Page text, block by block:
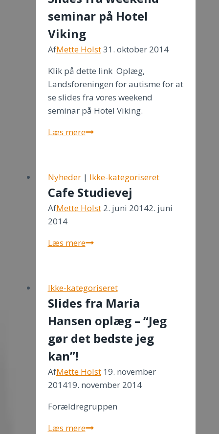
seminar på Hotel
Viking
AfMette Holst31. oktober 2014
Klik på dette link Oplæg,
Landsforeningen for autisme for at
se slides fra vores weekend
seminar på Hotel Viking.
Læs mereSlides
på
Hotel
Viking
Nyheder| Ikke-kategoriseret
Cafe Studievej
AfMette Holst 2. juni 20142. juni
2014
Læs mereCafe
Ikke-kategoriseret
Slides fra Maria
Hansen oplæg – “Jeg
gør det bedste jeg
kan”!
AfMette Holst 19. november
201419. november 2014
Forældregruppen
Læs mereSlides